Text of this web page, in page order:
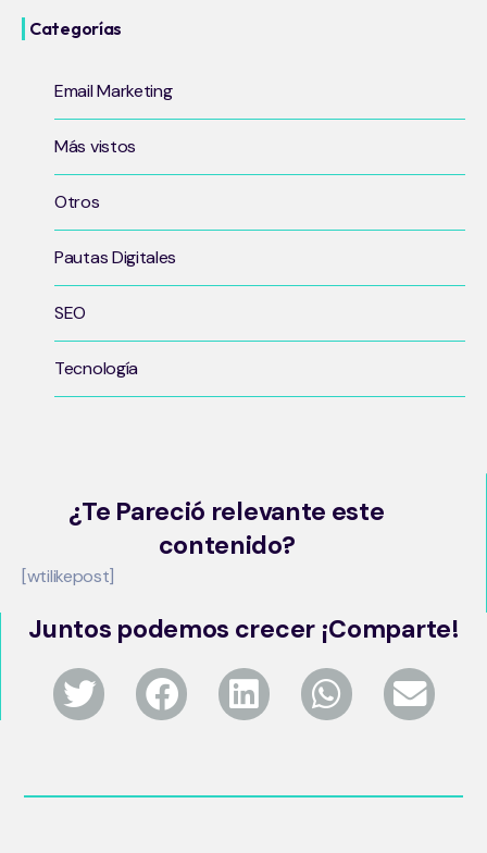
Categorías
Email Marketing
Más vistos
Otros
Pautas Digitales
SEO
Tecnología
¿Te Pareció relevante este
contenido?
[wtilikepost]
Juntos podemos crecer ¡Comparte!